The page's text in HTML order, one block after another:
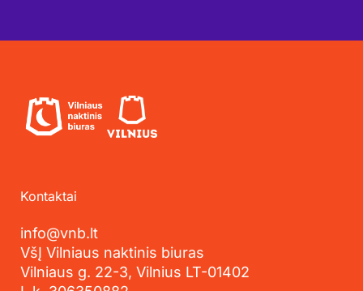
Kontaktai
info@vnb.lt
VšĮ Vilniaus naktinis biuras
Vilniaus g. 22-3, Vilnius LT-01402